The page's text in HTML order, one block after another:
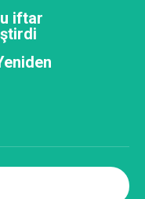
iftar